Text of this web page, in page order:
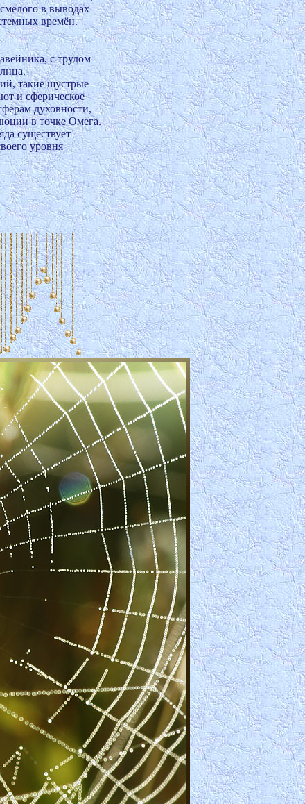
в выводах
времён.
с трудом
такие шустрые
и сферическое
духовности,
в точке Омега.
существует
уровня